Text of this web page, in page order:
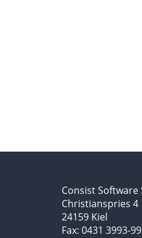
Consist
Christianspries 4
24159 Kiel
Fax: 0431 3993-